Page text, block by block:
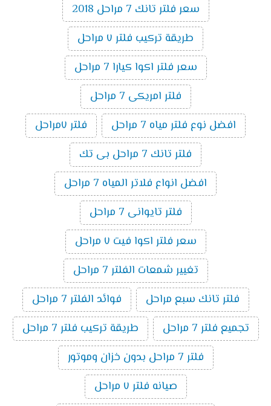
سعر فلتر تانك 7 مراحل 2018
طريقة تركيب فلتر ٧ مراحل
سعر فلتر اكوا كيارا 7 مراحل
فلتر امريكى 7 مراحل
افضل نوع فلتر مياه 7 مراحل
فلتر ٧مراحل
فلتر تانك 7 مراحل بى تك
افضل انواع فلاتر المياه 7 مراحل
فلتر تايوانى 7 مراحل
سعر فلتر اكوا فيت ٧ مراحل
تغيير شمعات الفلتر 7 مراحل
فلتر تانك سبع مراحل
فوائد الفلتر 7 مراحل
تجميع فلتر 7 مراحل
طريقة تركيب فلتر 7 مراحل
فلتر 7 مراحل بدون خزان وموتور
صيانه فلتر ٧ مراحل